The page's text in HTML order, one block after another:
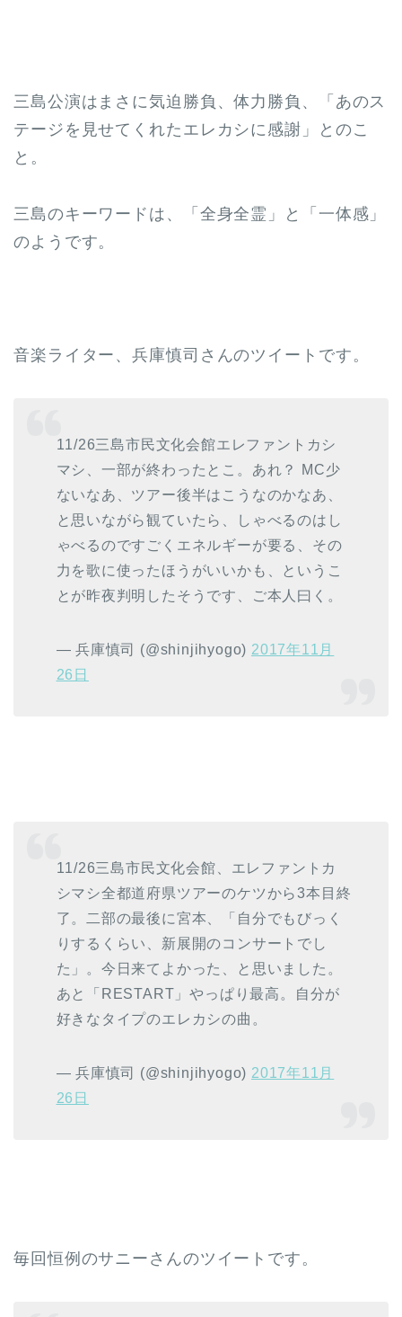
三島公演はまさに気迫勝負、体力勝負、「あのス
テージを見せてくれたエレカシに感謝」とのこ
と。
三島のキーワードは、「全身全霊」と「一体感」
のようです。
音楽ライター、兵庫慎司さんのツイートです。
11/26三島市民文化会館エレファントカシ
マシ、一部が終わったとこ。あれ？ MC少
ないなあ、ツアー後半はこうなのかなあ、
と思いながら観ていたら、しゃべるのはし
ゃべるのですごくエネルギーが要る、その
力を歌に使ったほうがいいかも、というこ
とが昨夜判明したそうです、ご本人曰く。
— 兵庫慎司 (@shinjihyogo) 2017年11月
26日
11/26三島市民文化会館、エレファントカ
シマシ全都道府県ツアーのケツから3本目終
了。二部の最後に宮本、「自分でもびっく
りするくらい、新展開のコンサートでし
た」。今日来てよかった、と思いました。
あと「RESTART」やっぱり最高。自分が
好きなタイプのエレカシの曲。
— 兵庫慎司 (@shinjihyogo) 2017年11月
26日
毎回恒例のサニーさんのツイートです。